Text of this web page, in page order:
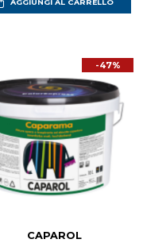
AGGIUNGI AL CARRELLO
-47%
CAPAROL